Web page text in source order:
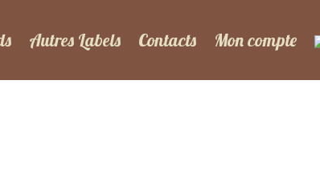
Autres Labels Contacts Mon compte